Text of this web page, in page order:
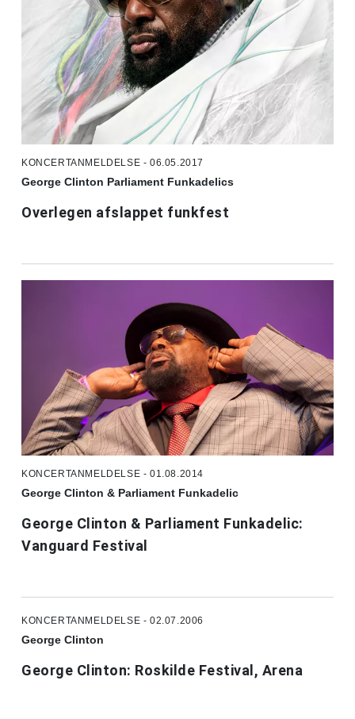
KONCERTANMELDELSE - 06.05.2017
George Clinton Parliament Funkadelics
Overlegen afslappet funkfest
KONCERTANMELDELSE - 01.08.2014
George Clinton & Parliament Funkadelic
George Clinton & Parliament Funkadelic:
Vanguard Festival
KONCERTANMELDELSE - 02.07.2006
George Clinton
George Clinton: Roskilde Festival, Arena